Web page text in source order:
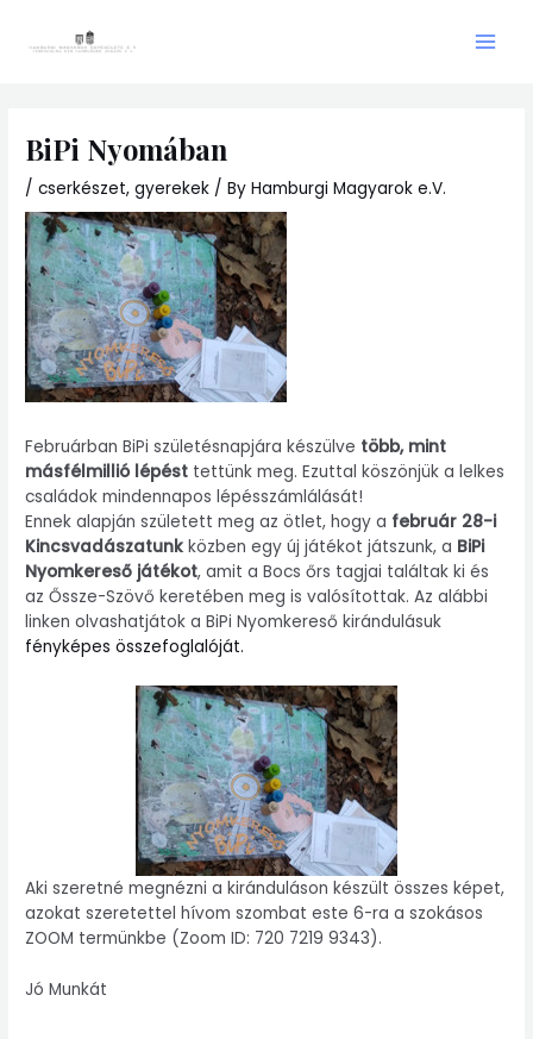
BiPi Nyomában
/cserkészet,gyerekek / ByHamburgi Magyarok e.V.
Februárban BiPi születésnapjára készülve több, mint
másfélmillió lépést tettünk meg. Ezuttal köszönjük a lelkes
családok mindennapos lépésszámlálását!
Ennek alapján született meg az ötlet, hogy a február 28-i
Kincsvadászatunk közben egy új játékot játszunk, a BiPi
Nyomkereső játékot, amit a Bocs őrs tagjai találtak ki és
az Őssze-Szövő keretében meg is valósítottak. Az alábbi
linken olvashatjátok a BiPi Nyomkereső kirándulásuk
fényképes összefoglalóját.
Aki szeretné megnézni a kiránduláson készült összes képet,
azokat szeretettel hívom szombat este 6-ra a szokásos
ZOOM termünkbe (Zoom ID: 720 7219 9343).
Jó Munkát